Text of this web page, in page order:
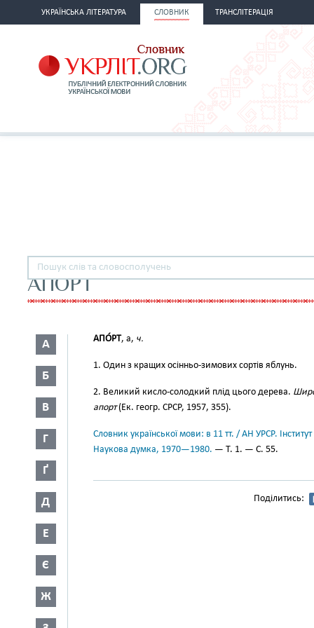
УКРАЇНСЬКА ЛІТЕРАТУРА СЛОВНИК ТРАНСЛІТЕРАЦІЯ
АПОРТ
А
Б
В
Г
Ґ
Д
Е
Є
Ж
АПО́РТ, а, ч.
1. Один з кращих осінньо-зимових сортів яблунь.
2. Великий кисло-солодкий плід цього дерева.
апорт(Ек. геогр. СРСР, 1957, 355).
Словник української мови: в 11 тт. / АН УРСР.
Наукова думка, 1970—1980. — Т. 1. — С. 55.
Поділитись: